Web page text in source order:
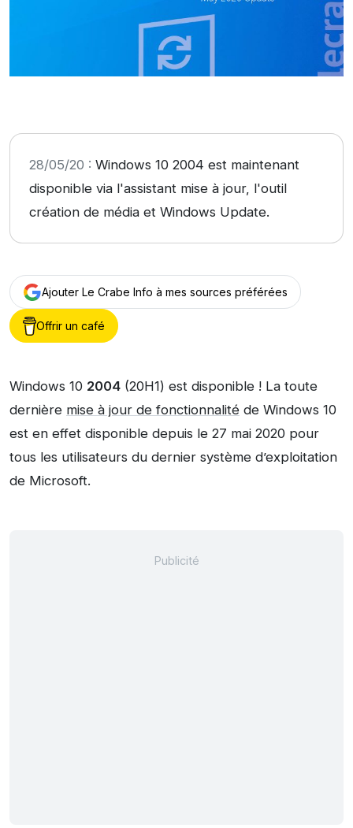
28/05/20 : Windows 10 2004 est maintenant
disponible via l'assistant mise à jour, l'outil
création de média et Windows Update.
Ajouter Le Crabe Info à mes sources préférées
Offrir un café
Windows 10 2004 (20H1) est disponible ! La toute
dernière mise à jour de fonctionnalité de Windows 10
est en effet disponible depuis le 27 mai 2020 pour
tous les utilisateurs du dernier système d’exploitation
de Microsoft.